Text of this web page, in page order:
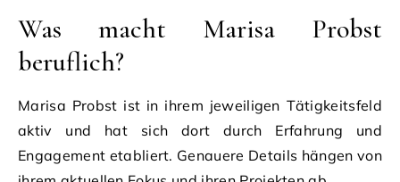
Was macht Marisa Probst
beruflich?
Marisa Probst ist in ihrem jeweiligen Tätigkeitsfeld
aktiv und hat sich dort durch Erfahrung und
Engagement etabliert. Genauere Details hängen von